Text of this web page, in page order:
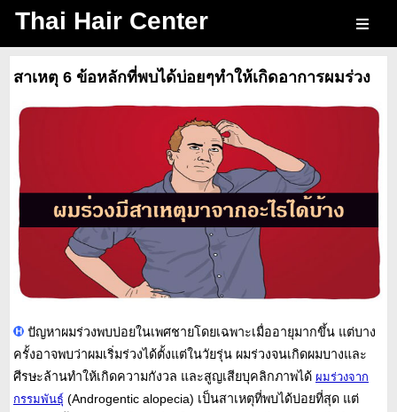
Thai Hair Center
สาเหตุ 6 ข้อหลักที่พบได้บ่อยๆทำให้เกิดอาการผมร่วง
ปัญหาผมร่วงพบบ่อยในเพศชายโดยเฉพาะเมื่ออายุมากขึ้น แต่บาง
ครั้งอาจพบว่าผมเริ่มร่วงได้ตั้งแต่ในวัยรุ่น ผมร่วงจนเกิดผมบางและ
ศีรษะล้านทำให้เกิดความกังวล และสูญเสียบุคลิกภาพได้ ผมร่วงจาก
กรรมพันธุ์ (Androgentic alopecia) เป็นสาเหตุที่พบได้บ่อยที่สุด แต่